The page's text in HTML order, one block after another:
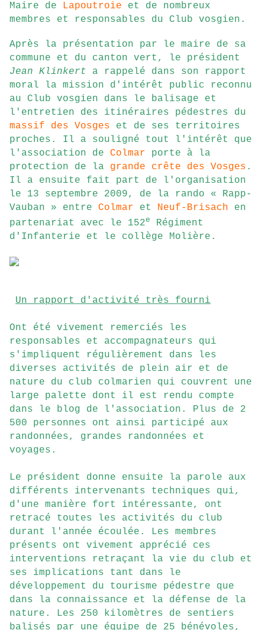
Maire de Lapoutroie et de nombreux
membres et responsables du Club vosgien.
Après la présentation par le maire de sa
commune et du canton vert, le président
Jean Klinkert a rappelé dans son rapport
moral la mission d'intérêt public reconnu
au Club vosgien dans le balisage et
l'entretien des itinéraires pédestres du
massif des Vosges et de ses territoires
proches. Il a souligné tout l'intérêt que
l'association de Colmar porte à la
protection de la grande crête des Vosges .
Il a ensuite fait part de l'organisation
le 13 septembre 2009, de la rando « Rapp-
Vauban » entre Colmar et Neuf-Brisach en
partenariat avec le 152e
Régiment
d'Infanterie et le collège Molière.
Un rapport d'activité très fourni
Ont été vivement remerciés les
responsables et accompagnateurs qui
s'impliquent régulièrement dans les
diverses activités de plein air et de
nature du club colmarien qui couvrent une
large palette dont il est rendu compte
dans le blog de l'association. Plus de 2
500 personnes ont ainsi participé aux
randonnées, grandes randonnées et
voyages.
Le président donne ensuite la parole aux
différents intervenants techniques qui,
d'une manière fort intéressante, ont
retracé toutes les activités du club
durant l'année écoulée. Les membres
présents ont vivement apprécié ces
interventions retraçant la vie du club et
ses implications tant dans le
développement du tourisme pédestre que
dans la connaissance et la défense de la
nature. Les 250 kilomètres de sentiers
balisés par une équipe de 25 bénévoles,